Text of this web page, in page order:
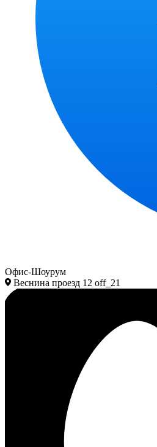
Офис-Шоурум
Веснина проезд 12 off_21